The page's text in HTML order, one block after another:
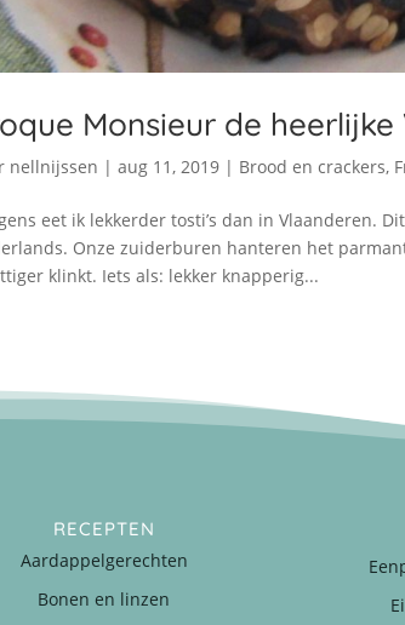
Monsieur de
nellnijssen |aug 11, 2019 | Brood en crackers,
eet ik lekkerder tosti’s dan in Vlaanderen.
Onze zuiderburen hanteren het
klinkt. Iets als: lekker knapperig...
RECEPTEN
Aardappelgerechten
Bonen en linzen